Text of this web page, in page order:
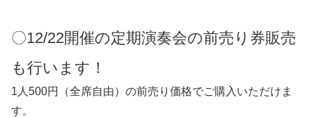
〇12/22開催の定期演奏会の前売り券販売
も行います！
1人500円（全席自由）の前売り価格でご購入いただけま
す。